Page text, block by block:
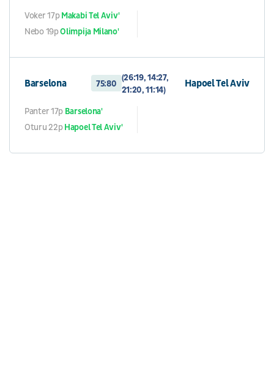
Voker 17pMakabi Tel Aviv'
Nebo 19pOlimpija Milano'
Barselona 75:80
(26:19, 14:27,
21:20, 11:14)
Hapoel Tel Aviv
Panter 17p Barselona'
Oturu 22pHapoel Tel Aviv'